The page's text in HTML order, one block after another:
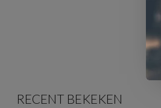
RECENT BEKEKEN